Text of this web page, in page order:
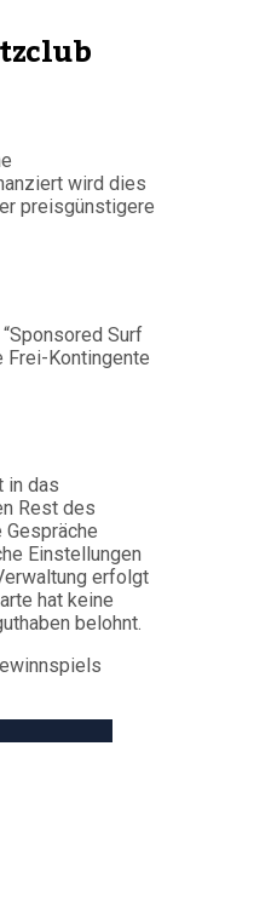
wird dies
preisgünstigere
Surf
Frei-Kontingente
in das
Rest des
Einstellungen
erfolgt
hat keine
belohnt.